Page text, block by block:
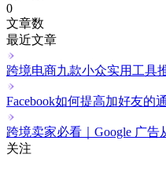
0
文章数
最近文章
跨境电商九款小众实用工具
Facebook如何提高加好友的
跨境卖家必看｜Google 广告
关注